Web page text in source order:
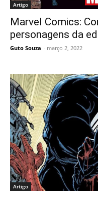
Artigo
Marvel Comics:
personagens da
Guto Souza - março 2, 2022
Artigo